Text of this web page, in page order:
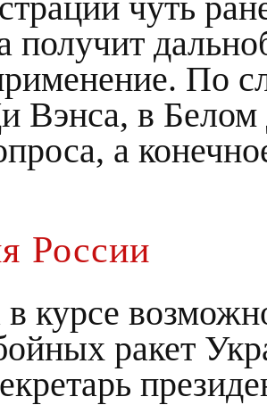
чуть
получит
По
Вэнса, в Белом
а
России
курсе
ракет